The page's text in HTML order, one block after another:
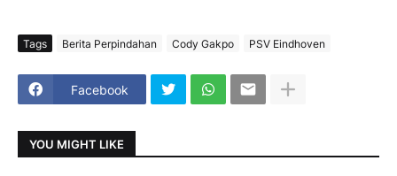
Tags Berita Perpindahan Cody Gakpo PSV Eindhoven
Facebook
YOU MIGHT LIKE